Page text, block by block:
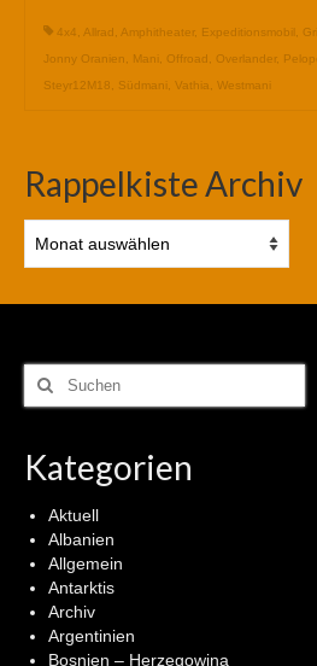
4x4 Allrad Amphitheater, Expeditionsmobil
Jonny Oranien
Mani Offroad Overlander,
Steyr12M18
Südmani Vathia Westmani
Rappelkiste Archiv
Archiv
Suchen
nach:
Kategorien
Aktuell
Albanien
Allgemein
Antarktis
Archiv
Argentinien
Bosnien – Herzegowina